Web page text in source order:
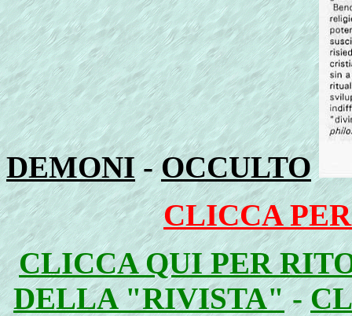
DEMONI-OCCULTO
CLICCA
CLICCA QUI PER
DELLA "RIVISTA"-